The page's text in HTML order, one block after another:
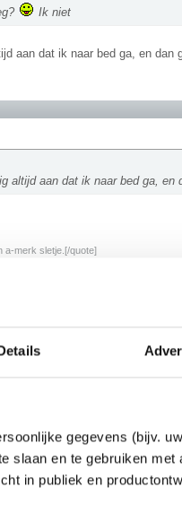
gegevens (bijv.
slaan en te gebruiken
in publiek en
Ik niet
aan dat ik naar bed ga, en dan
altijd aan dat ik naar bed ga, en
a-merk sletje.[/quote]
Zeg-topic allertijden. Family